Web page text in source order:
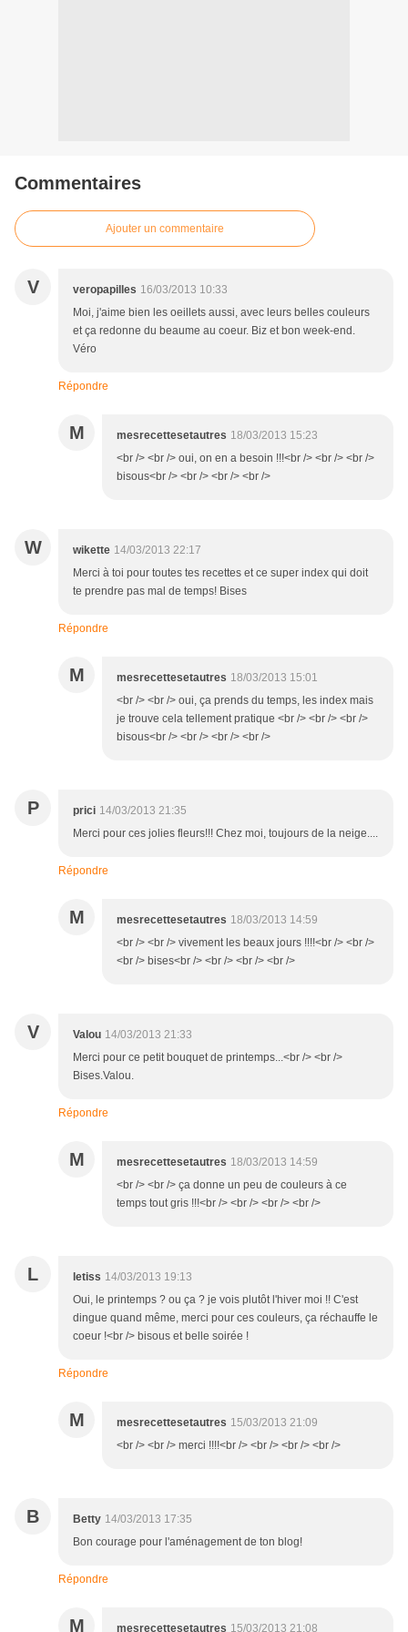
Commentaires
Ajouter un commentaire
V veropapilles 16/03/2013 10:33
Moi, j'aime bien les oeillets aussi, avec leurs belles couleurs
et ça redonne du beaume au coeur. Biz et bon week-end.
Véro
Répondre
M mesrecettesetautres 18/03/2013 15:23
<br /> <br /> oui, on en a besoin !!!<br /> <br /> <br />
bisous<br /> <br /> <br /> <br />
W wikette 14/03/2013 22:17
Merci à toi pour toutes tes recettes et ce super index qui doit
te prendre pas mal de temps! Bises
Répondre
M mesrecettesetautres 18/03/2013 15:01
<br /> <br /> oui, ça prends du temps, les index mais
je trouve cela tellement pratique <br /> <br /> <br />
bisous<br /> <br /> <br /> <br />
P prici 14/03/2013 21:35
Merci pour ces jolies fleurs!!! Chez moi, toujours de la neige....
Répondre
M mesrecettesetautres 18/03/2013 14:59
<br /> <br /> vivement les beaux jours !!!!<br /> <br />
<br /> bises<br /> <br /> <br /> <br />
V Valou 14/03/2013 21:33
Merci pour ce petit bouquet de printemps...<br /> <br />
Bises.Valou.
Répondre
M mesrecettesetautres 18/03/2013 14:59
<br /> <br /> ça donne un peu de couleurs à ce
temps tout gris !!!<br /> <br /> <br /> <br />
L letiss 14/03/2013 19:13
Oui, le printemps ? ou ça ? je vois plutôt l'hiver moi !! C'est
dingue quand même, merci pour ces couleurs, ça réchauffe le
coeur !<br /> bisous et belle soirée !
Répondre
M mesrecettesetautres 15/03/2013 21:09
<br /> <br /> merci !!!!<br /> <br /> <br /> <br />
B Betty 14/03/2013 17:35
Bon courage pour l'aménagement de ton blog!
Répondre
M mesrecettesetautres 15/03/2013 21:08